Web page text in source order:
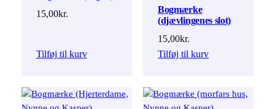
15,00kr.
Tilføj til kurv
Bogmærke
(djævlingenes slot)
15,00kr.
Tilføj til kurv